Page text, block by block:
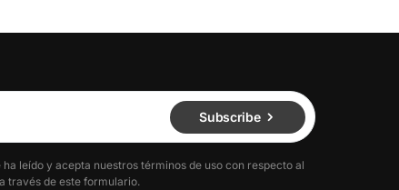
Subscribe
leído y acepta nuestros términos de uso con respecto al
través de este formulario.